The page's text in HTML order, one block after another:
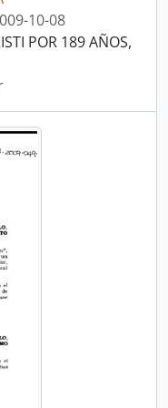
10-08
POR 189 AÑOS,